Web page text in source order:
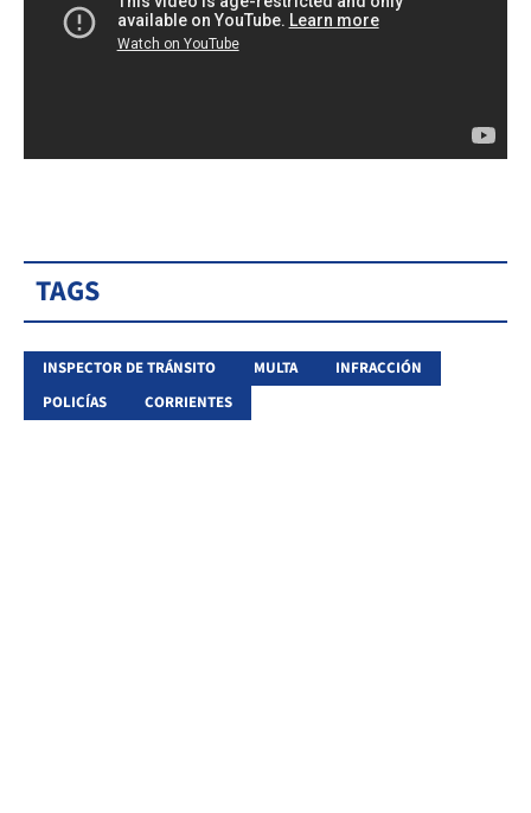
TAGS
INSPECTOR DE TRÁNSITO MULTA
INFRACCIÓN
POLICÍAS
CORRIENTES